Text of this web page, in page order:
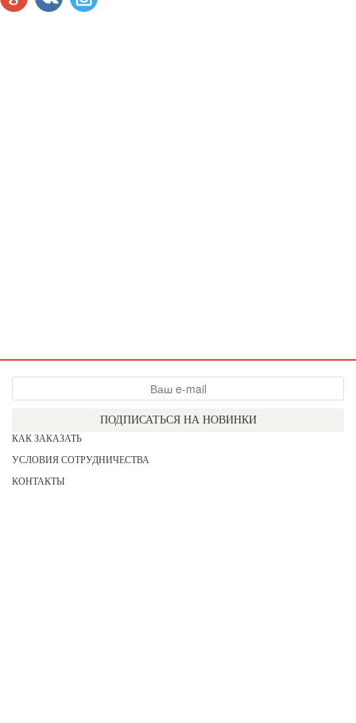
ПОДПИСАТЬСЯ НА НОВИНКИ
КАК ЗАКАЗАТЬ
УСЛОВИЯ СОТРУДНИЧЕСТВА
КОНТАКТЫ